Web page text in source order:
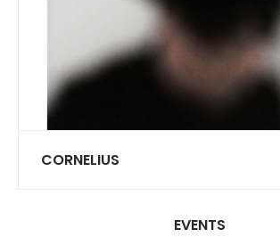
CORNELIUS
EVENTS